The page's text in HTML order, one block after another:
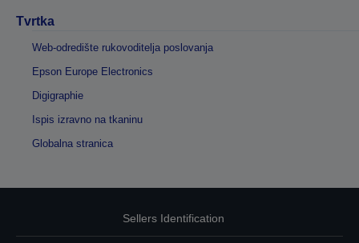
Tvrtka
Web-odredište rukovoditelja poslovanja
Epson Europe Electronics
Digigraphie
Ispis izravno na tkaninu
Globalna stranica
Sellers Identification